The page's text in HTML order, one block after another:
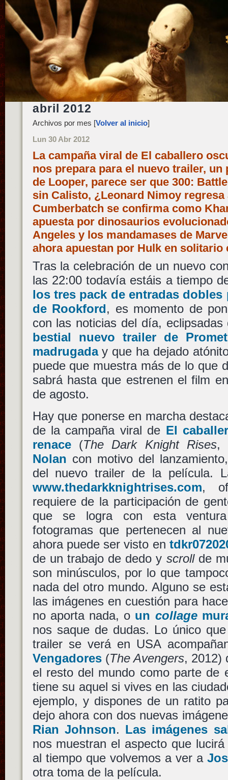
abril 2012
Archivos por mes [Volver al inicio]
Lun 30 Abr 2012
La campaña viral de El caballero
nos prepara para el nuevo trailer, un
de Looper, parece ser que 300:
sin Calisto, ¿Leonard Nimoy
Cumberbatch se confirma como
apuesta por dinosaurios
Angeles y los mandamases de
ahora apuestan por Hulk en solitario
Tras la celebración de un nuevo
las 22:00 todavía estáis a tiempo
los tres pack de entradas
de Rookford, es momento de
con las noticias del día,
bestial nuevo trailer de
madrugaday que ha dejado
puede que muestra más de lo que
sabrá hasta que estrenen el film
de agosto.
Hay que ponerse en marcha
de la campaña viral de El
renace(The Dark Knight Rises,
Nolan con motivo del
del nuevo trailer de la película.
www.thedarkknightrises.com,
requiere de la participación de
que se logra con esta
fotogramas que pertenecen al
ahora puede ser visto en
de un trabajo de dedo y scrollde
son minúsculos, por lo que
nada del otro mundo. Alguno se
las imágenes en cuestión para
no aporta nada, o un collage
nos saque de dudas. Lo único
trailer se verá en USA
Vengadores(The Avengers, 2012)
el resto del mundo como parte de
tiene su aquel si vives en las
ejemplo, y dispones de un ratito
dejo ahora con dos nuevas
Rian Johnson. Las imágenes
nos muestran el aspecto que
al tiempo que volvemos a ver a
otra toma de la película.